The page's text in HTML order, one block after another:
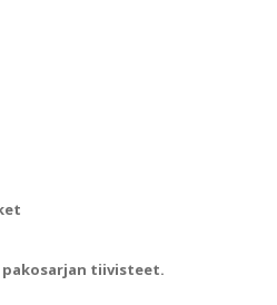
pakosarjan tiivisteet.